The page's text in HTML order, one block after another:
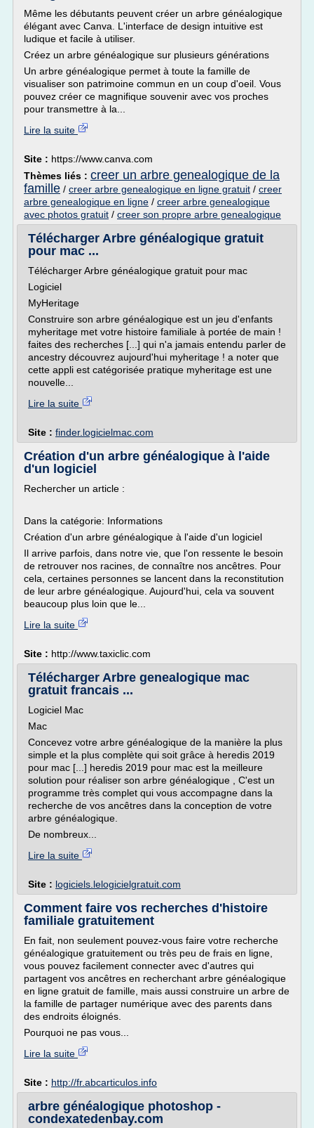
Même les débutants peuvent créer un arbre généalogique
élégant avec Canva. L'interface de design intuitive est
ludique et facile à utiliser.
Créez un arbre généalogique sur plusieurs générations
Un arbre généalogique permet à toute la famille de
visualiser son patrimoine commun en un coup d'oeil. Vous
pouvez créer ce magnifique souvenir avec vos proches
pour transmettre à la...
Lire la suite
Site : https://www.canva.com
Thèmes liés : creer un arbre genealogique de la
famille / creer arbre genealogique en ligne gratuit / creer
arbre genealogique en ligne / creer arbre genealogique
avec photos gratuit / creer son propre arbre genealogique
Télécharger Arbre généalogique gratuit
pour mac ...
Télécharger Arbre généalogique gratuit pour mac
Logiciel
MyHeritage
Construire son arbre généalogique est un jeu d'enfants
myheritage met votre histoire familiale à portée de main !
faites des recherches [...] qui n'a jamais entendu parler de
ancestry découvrez aujourd'hui myheritage ! a noter que
cette appli est catégorisée pratique myheritage est une
nouvelle...
Lire la suite
Site : finder.logicielmac.com
Création d'un arbre généalogique à l'aide
d'un logiciel
Rechercher un article :
Dans la catégorie: Informations
Création d'un arbre généalogique à l'aide d'un logiciel
Il arrive parfois, dans notre vie, que l'on ressente le besoin
de retrouver nos racines, de connaître nos ancêtres. Pour
cela, certaines personnes se lancent dans la reconstitution
de leur arbre généalogique. Aujourd'hui, cela va souvent
beaucoup plus loin que le...
Lire la suite
Site : http://www.taxiclic.com
Télécharger Arbre genealogique mac
gratuit francais ...
Logiciel Mac
Mac
Concevez votre arbre généalogique de la manière la plus
simple et la plus complète qui soit grâce à heredis 2019
pour mac [...] heredis 2019 pour mac est la meilleure
solution pour réaliser son arbre généalogique , C'est un
programme très complet qui vous accompagne dans la
recherche de vos ancêtres dans la conception de votre
arbre généalogique.
De nombreux...
Lire la suite
Site : logiciels.lelogicielgratuit.com
Comment faire vos recherches d'histoire
familiale gratuitement
En fait, non seulement pouvez-vous faire votre recherche
généalogique gratuitement ou très peu de frais en ligne,
vous pouvez facilement connecter avec d'autres qui
partagent vos ancêtres en recherchant arbre généalogique
en ligne gratuit de famille, mais aussi construire un arbre de
la famille de partager numérique avec des parents dans
des endroits éloignés.
Pourquoi ne pas vous...
Lire la suite
Site : http://fr.abcarticulos.info
arbre généalogique photoshop -
condexatedenbay.com